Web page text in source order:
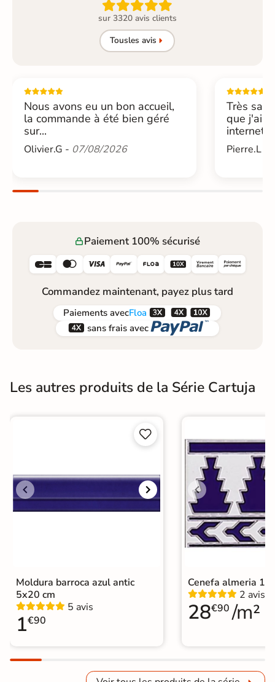

sur 3320 avis clients
Tousles avis
Nous avons eu un bon accueil,
la commande à été bien géré
sur...
Olivier.G - 07/08/2026
Très
que j'ai
internet....
Pierre.L -
Paiement 100% sécurisé
     
Commandez maintenant, payez plus tard
Paiements avecFloa  
 sans frais avec 
Les autres produits de la Série Cartuja


Moldura barroca azul antic
5x20 cm
5 avis
1€90
Cenefa almeria
2 avis
28€90 /m²